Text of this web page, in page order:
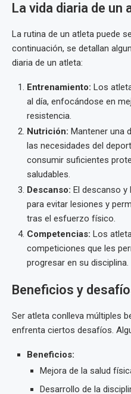
La vida diaria de un
La rutina de un atleta puede
continuación, se detallan
diaria de un atleta:
Entrenamiento: Los
al día, enfocándose en
resistencia.
Nutrición: Mantener una
las necesidades del
consumir suficientes
saludables.
Descanso: El descanso y
para evitar lesiones y
tras el esfuerzo físico.
Competencias: Los
competiciones que les
progresar en su disciplina.
Beneficios y
Ser atleta conlleva múltiples
enfrenta ciertos desafíos.
Beneficios:
Mejora de la salud
Desarrollo de la